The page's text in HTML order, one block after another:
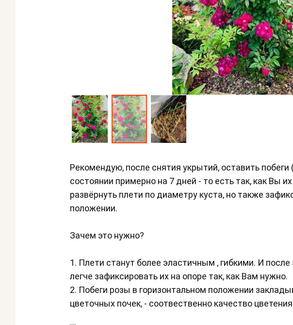
Рекомендую, после снятия укрытий, оставить побеги
состоянии примерно на 7 дней - то есть так, как Вы
развёрнуть плети по диаметру куста, но также
положении.
Зачем это нужно?
1. Плети станут более эластичным , гибкими. И
легче зафиксировать их на опоре так, как Вам нужно.
2. Побеги розы в горизонтальном положении
цветочных почек, - соотвественно качество